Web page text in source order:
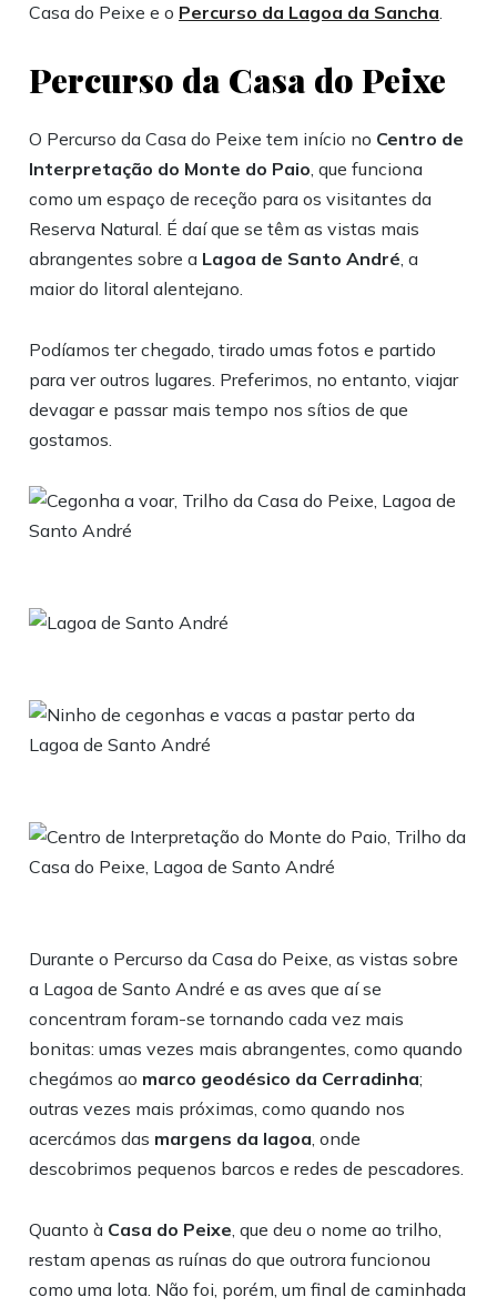
Casa do Peixe e o Percurso da Lagoa da Sancha.
Percurso da Casa do Peixe
O Percurso da Casa do Peixe tem início no Centro de
Interpretação do Monte do Paio, que funciona
como um espaço de receção para os visitantes da
Reserva Natural. É daí que se têm as vistas mais
abrangentes sobre a Lagoa de Santo André, a
maior do litoral alentejano.
Podíamos ter chegado, tirado umas fotos e partido
para ver outros lugares. Preferimos, no entanto, viajar
devagar e passar mais tempo nos sítios de que
gostamos.
Durante o Percurso da Casa do Peixe, as vistas sobre
a Lagoa de Santo André e as aves que aí se
concentram foram-se tornando cada vez mais
bonitas: umas vezes mais abrangentes, como quando
chegámos ao marco geodésico da Cerradinha;
outras vezes mais próximas, como quando nos
acercámos das margens da lagoa, onde
descobrimos pequenos barcos e redes de pescadores.
Quanto à Casa do Peixe, que deu o nome ao trilho,
restam apenas as ruínas do que outrora funcionou
como uma lota. Não foi, porém, um final de caminhada